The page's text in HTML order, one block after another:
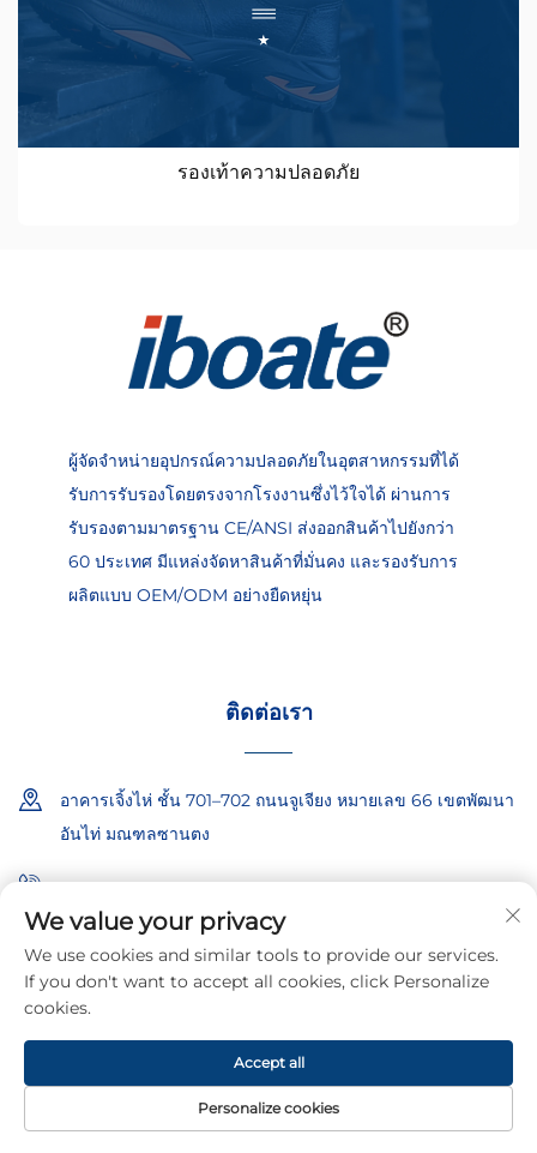
รองเท้าความปลอดภัย
ผู้จัดจำหน่ายอุปกรณ์ความปลอดภัยในอุตสาหกรรมที่ได้
รับการรับรองโดยตรงจากโรงงานซึ่งไว้ใจได้ ผ่านการ
รับรองตามมาตรฐาน CE/ANSI ส่งออกสินค้าไปยังกว่า
60 ประเทศ มีแหล่งจัดหาสินค้าที่มั่นคง และรองรับการ
ผลิตแบบ OEM/ODM อย่างยืดหยุ่น
ติดต่อเรา
อาคารเจิ้งไห่ ชั้น 701–702 ถนนจูเจียง หมายเลข 66 เขตพัฒนา
อันไท่ มณฑลซานตง
+86-18865557722
+86-18865522722
[email protected]
ลิขสิทธิ์ © 2026 โดยบริษัทซานตง อีโบเอท ซีเคียวริตี้ เทคโนโลยี จำกัด
นโยบายความเป็นส่วนตัว
We value your privacy
We use cookies and similar tools to provide our services.
If you don't want to accept all cookies, click Personalize
cookies.
Personalize cookies
Accept all